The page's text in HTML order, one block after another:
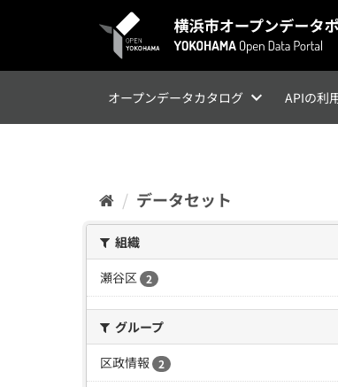
オープンデータカタログ APIの利
データセット
組織
瀬谷区 2
グループ
区政情報
2